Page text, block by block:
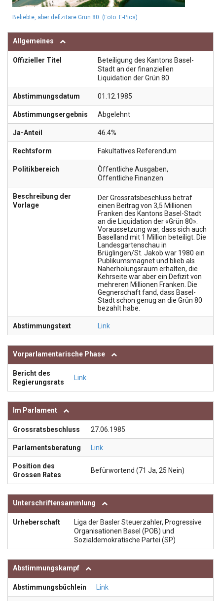
Beliebte, aber defizitäre Grün 80. (Foto: E-Pics)
Allgemeines
Offizieller Titel
Beteiligung des Kantons Basel-
Stadt an der finanziellen
Liquidation der Grün 80
Abstimmungsdatum 01.12.1985
Abstimmungsergebnis Abgelehnt
Ja-Anteil 46.4%
Rechtsform Fakultatives Referendum
Politikbereich Öffentliche Ausgaben,
Öffentliche Finanzen
Beschreibung der
Vorlage
Der Grossratsbeschluss betraf
einen Beitrag von 3,5 Millionen
Franken des Kantons Basel-Stadt
an die Liquidation der «Grün 80».
Voraussetzung war, dass sich auch
Baselland mit 1 Million beteiligt. Die
Landesgartenschau in
Brüglingen/St. Jakob war 1980 ein
Publikumsmagnet und blieb als
Naherholungsraum erhalten, die
Kehrseite war aber ein Defizit von
mehreren Millionen Franken. Die
Gegnerschaft fand, dass Basel-
Stadt schon genug an die Grün 80
bezahlt habe.
Abstimmungstext Link
Vorparlamentarische Phase
Bericht des
Regierungsrats
Link
Im Parlament
Grossratsbeschluss 27.06.1985
Parlamentsberatung Link
Position des
Grossen Rates
Befürwortend (71 Ja, 25 Nein)
Unterschriftensammlung
Urheberschaft
Liga der Basler Steuerzahler, Progressive
Organisationen Basel (POB) und
Sozialdemokratische Partei (SP)
Abstimmungskampf
Abstimmungsbüchlein Link